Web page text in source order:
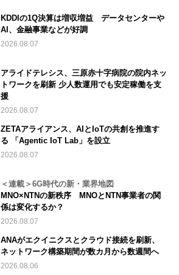
KDDIの1Q決算は増収増益 データセンターや
AI、金融事業などが好調
2026.08.07
アライドテレシス、三原赤十字病院の院内ネッ
トワークを刷新 少人数運用でも安定稼働を支
援
2026.08.07
ZETAアライアンス、AIとIoTの共創を推進す
る 「Agentic IoT Lab」を設立
2026.08.07
＜連載＞6G時代の新・業界地図
MNO×NTNの新秩序 MNOとNTN事業者の関
係は変化するか？
2026.08.07
ANAがエクイニクスとクラウド接続を刷新、
ネットワーク構築期間が数カ月から数週間へ
2026.08.06